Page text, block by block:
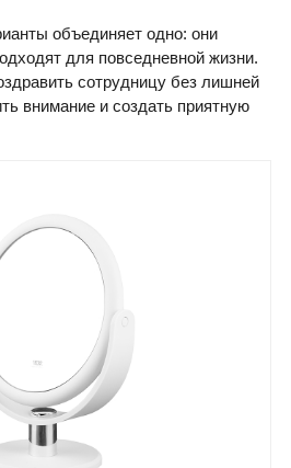
объединяет одно: они
для повседневной жизни.
сотрудницу без лишней
внимание и создать приятную